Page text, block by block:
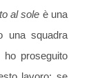
al sole è una
una squadra
proseguito